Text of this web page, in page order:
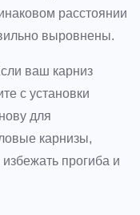
расстоянии
выровнены.
ваш карниз
с установки
для
карнизы,
прогиба и